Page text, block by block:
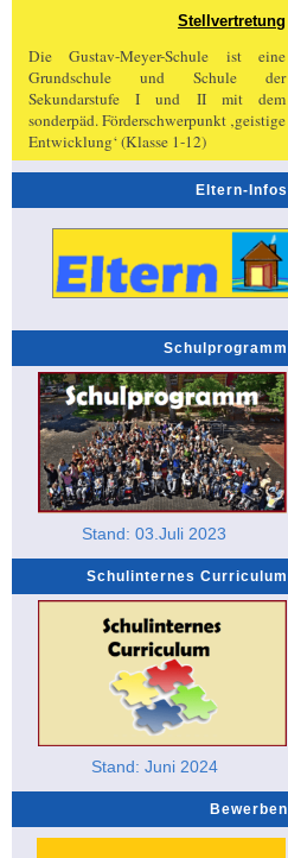
Stellvertretung
Die Gustav-Meyer-Schule ist eine
Grundschule und Schule der
Sekundarstufe I und II mit dem
sonderpäd. Förderschwerpunkt ‚geistige
Entwicklung‘ (Klasse 1-12)
Eltern-Infos
Schulprogramm
Stand: 03.Juli 2023
Schulinternes Curriculum
Stand: Juni 2024
Bewerben